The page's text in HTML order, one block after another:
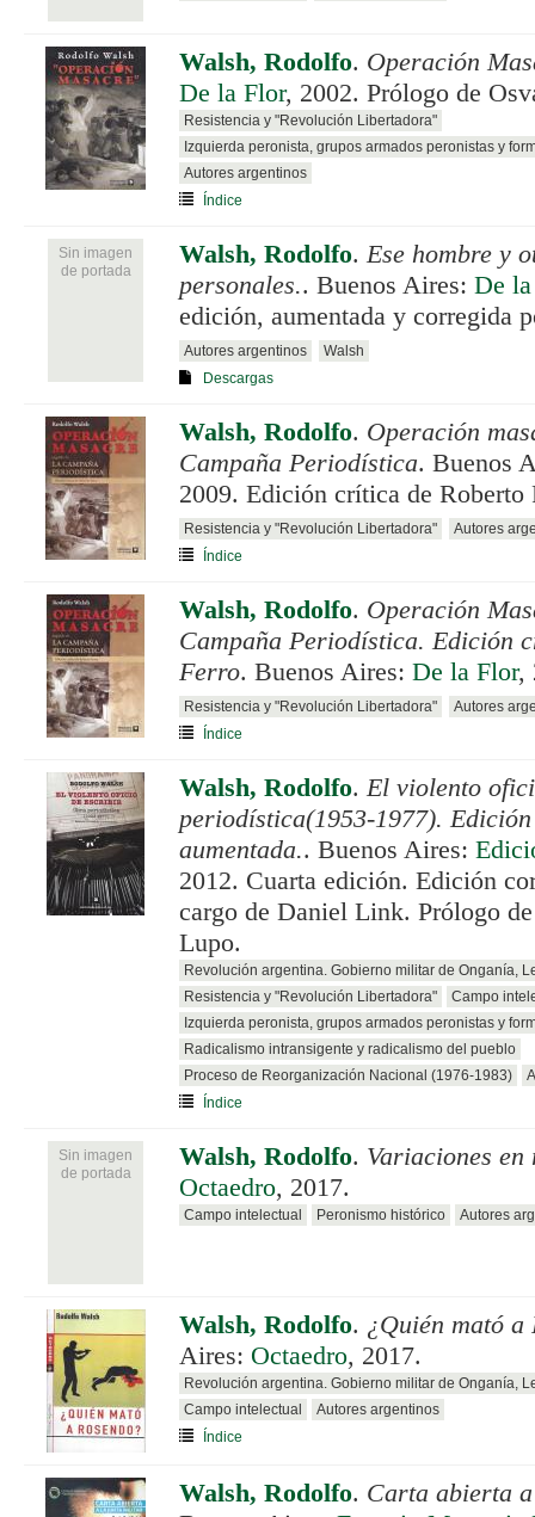
Walsh, Rodolfo. Operación
De la Flor, 2002. Prólogo de
Resistencia y "Revolución Libertadora"
Izquierda peronista, grupos armados peronistas y
Autores argentinos
Índice
Sin imagen
de portada
Walsh, Rodolfo.Ese hombre y
personales.. Buenos Aires: De
edición, aumentada y corregida
Autores argentinos
Walsh
Descargas
Walsh, Rodolfo. Operación
Campaña Periodística. Buenos
2009. Edición crítica de Roberto
Resistencia y "Revolución Libertadora"
Autores
Índice
Walsh, Rodolfo. Operación
Campaña Periodística. Edición
Ferro. Buenos Aires: De la Flor,
Resistencia y "Revolución Libertadora"
Autores
Índice
Walsh, Rodolfo.El violento
periodística(1953-1977).
aumentada.. Buenos Aires:
2012. Cuarta edición. Edición
cargo de Daniel Link. Prólogo
Lupo.
Revolución argentina. Gobierno militar de Onganía,
Resistencia y "Revolución Libertadora"
Campo
Izquierda peronista, grupos armados peronistas y
Radicalismo intransigente y radicalismo del pueblo
Proceso de Reorganización Nacional (1976-1983)
Índice
Sin imagen
de portada
Walsh, Rodolfo. Variaciones en
Octaedro, 2017.
Campo intelectual Peronismo histórico Autores
Walsh, Rodolfo. ¿Quién mató a
Aires: Octaedro, 2017.
Revolución argentina. Gobierno militar de Onganía,
Campo intelectual
Autores argentinos
Índice
Walsh, Rodolfo. Carta abierta